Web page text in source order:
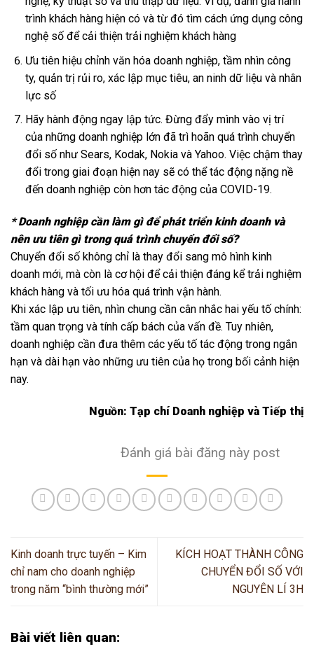
trình khách hàng hiện có và từ đó tìm cách ứng dụng công
nghệ số để cải thiện trải nghiệm khách hàng
Ưu tiên hiệu chỉnh văn hóa doanh nghiệp, tầm nhìn công
ty, quản trị rủi ro, xác lập mục tiêu, an ninh dữ liệu và nhân
lực số
Hãy hành động ngay lập tức. Đừng đẩy mình vào vị trí
của những doanh nghiệp lớn đã trì hoãn quá trình chuyển
đổi số như Sears, Kodak, Nokia và Yahoo. Việc chậm thay
đổi trong giai đoạn hiện nay sẽ có thể tác động nặng nề
đến doanh nghiệp còn hơn tác động của COVID-19.
* Doanh nghiệp cần làm gì để phát triển kinh doanh và
nên ưu tiên gì trong quá trình chuyển đổi số?
Chuyển đổi số không chỉ là thay đổi sang mô hình kinh
doanh mới, mà còn là cơ hội để cải thiện đáng kể trải nghiệm
khách hàng và tối ưu hóa quá trình vận hành.
Khi xác lập ưu tiên, nhìn chung cần cân nhắc hai yếu tố chính:
tầm quan trọng và tính cấp bách của vấn đề. Tuy nhiên,
doanh nghiệp cần đưa thêm các yếu tố tác động trong ngắn
hạn và dài hạn vào những ưu tiên của họ trong bối cảnh hiện
nay.
Nguồn: Tạp chí Doanh nghiệp và Tiếp thị
Đánh giá bài đăng này post
Kinh doanh trực tuyến – Kim
chỉ nam cho doanh nghiệp
trong năm “bình thường mới”
KÍCH HOẠT THÀNH CÔNG
CHUYỂN ĐỔI SỐ VỚI
NGUYÊN LÍ 3H
Bài viết liên quan: